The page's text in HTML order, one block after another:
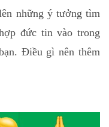
những ý tưởng tìm
đức tin vào trong
Điều gì nên thêm